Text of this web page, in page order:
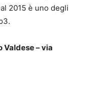
2015 è uno degli
Valdese – via